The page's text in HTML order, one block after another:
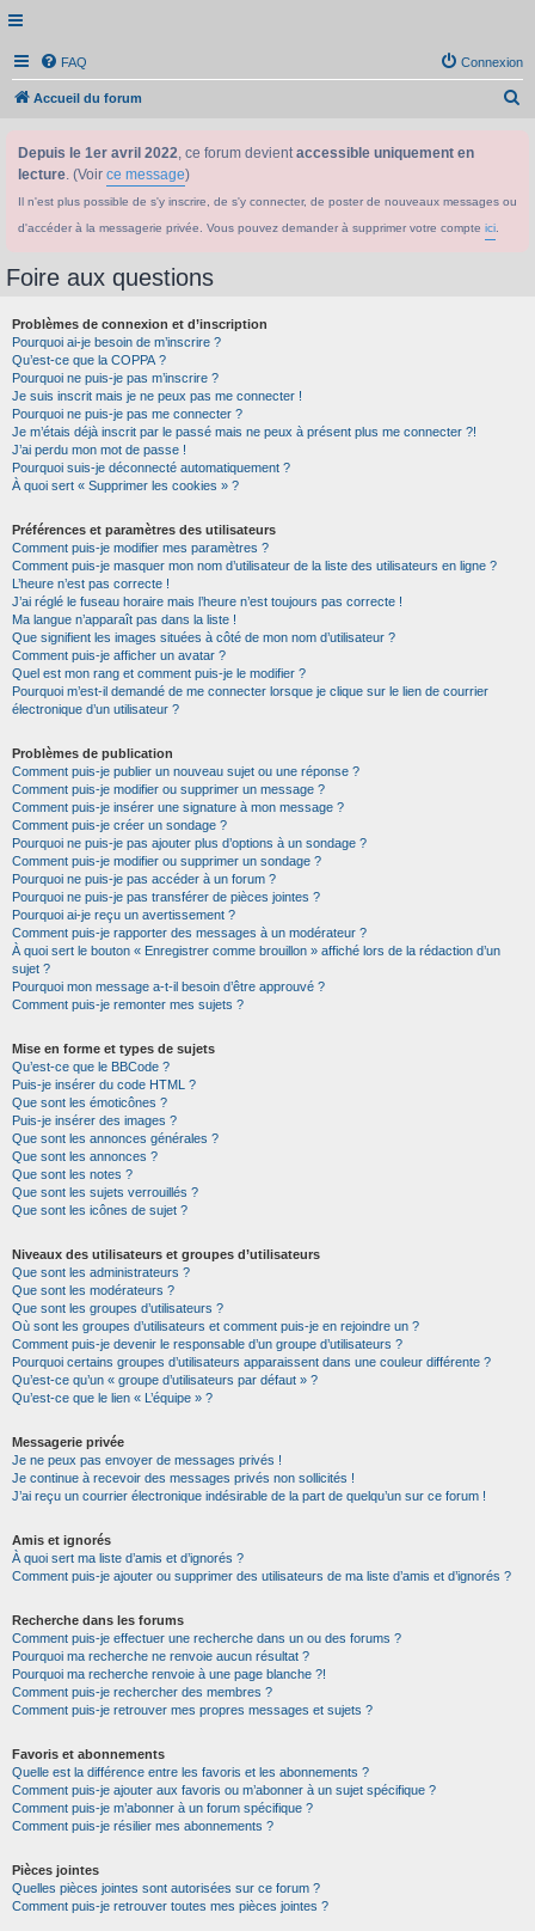
FAQ Connexion
Accueil du forum
Depuis le 1er avril 2022, ce forum devientaccessible uniquement en
lecture. (Voir ce message)
Il n'est plus possible de s'y inscrire, de s'y connecter, de poster de nouveaux messages ou
d'accéder à la messagerie privée. Vous pouvez demander à supprimer votre compte ici
Foire aux questions
Problèmes de connexion et d’inscription
Pourquoi ai-je besoin de m’inscrire ?
Qu’est-ce que la COPPA ?
Pourquoi ne puis-je pas m’inscrire ?
Je suis inscrit mais je ne peux pas me connecter !
Pourquoi ne puis-je pas me connecter ?
Je m’étais déjà inscrit par le passé mais ne peux à présent plus me connecter ?!
J’ai perdu mon mot de passe !
Pourquoi suis-je déconnecté automatiquement ?
À quoi sert « Supprimer les cookies » ?
Préférences et paramètres des utilisateurs
Comment puis-je modifier mes paramètres ?
Comment puis-je masquer mon nom d’utilisateur de la liste des utilisateurs en ligne ?
L’heure n’est pas correcte !
J’ai réglé le fuseau horaire mais l’heure n’est toujours pas correcte !
Ma langue n’apparaît pas dans la liste !
Que signifient les images situées à côté de mon nom d’utilisateur ?
Comment puis-je afficher un avatar ?
Quel est mon rang et comment puis-je le modifier ?
Pourquoi m’est-il demandé de me connecter lorsque je clique sur le lien de courrier
électronique d’un utilisateur ?
Problèmes de publication
Comment puis-je publier un nouveau sujet ou une réponse ?
Comment puis-je modifier ou supprimer un message ?
Comment puis-je insérer une signature à mon message ?
Comment puis-je créer un sondage ?
Pourquoi ne puis-je pas ajouter plus d’options à un sondage ?
Comment puis-je modifier ou supprimer un sondage ?
Pourquoi ne puis-je pas accéder à un forum ?
Pourquoi ne puis-je pas transférer de pièces jointes ?
Pourquoi ai-je reçu un avertissement ?
Comment puis-je rapporter des messages à un modérateur ?
À quoi sert le bouton « Enregistrer comme brouillon » affiché lors de la rédaction d’un
sujet ?
Pourquoi mon message a-t-il besoin d’être approuvé ?
Comment puis-je remonter mes sujets ?
Mise en forme et types de sujets
Qu’est-ce que le BBCode ?
Puis-je insérer du code HTML ?
Que sont les émoticônes ?
Puis-je insérer des images ?
Que sont les annonces générales ?
Que sont les annonces ?
Que sont les notes ?
Que sont les sujets verrouillés ?
Que sont les icônes de sujet ?
Niveaux des utilisateurs et groupes d’utilisateurs
Que sont les administrateurs ?
Que sont les modérateurs ?
Que sont les groupes d’utilisateurs ?
Où sont les groupes d’utilisateurs et comment puis-je en rejoindre un ?
Comment puis-je devenir le responsable d’un groupe d’utilisateurs ?
Pourquoi certains groupes d’utilisateurs apparaissent dans une couleur différente ?
Qu’est-ce qu’un « groupe d’utilisateurs par défaut » ?
Qu’est-ce que le lien « L’équipe » ?
Messagerie privée
Je ne peux pas envoyer de messages privés !
Je continue à recevoir des messages privés non sollicités !
J’ai reçu un courrier électronique indésirable de la part de quelqu’un sur ce forum !
Amis et ignorés
À quoi sert ma liste d’amis et d’ignorés ?
Comment puis-je ajouter ou supprimer des utilisateurs de ma liste d’amis et d’ignorés ?
Recherche dans les forums
Comment puis-je effectuer une recherche dans un ou des forums ?
Pourquoi ma recherche ne renvoie aucun résultat ?
Pourquoi ma recherche renvoie à une page blanche ?!
Comment puis-je rechercher des membres ?
Comment puis-je retrouver mes propres messages et sujets ?
Favoris et abonnements
Quelle est la différence entre les favoris et les abonnements ?
Comment puis-je ajouter aux favoris ou m’abonner à un sujet spécifique ?
Comment puis-je m’abonner à un forum spécifique ?
Comment puis-je résilier mes abonnements ?
Pièces jointes
Quelles pièces jointes sont autorisées sur ce forum ?
Comment puis-je retrouver toutes mes pièces jointes ?